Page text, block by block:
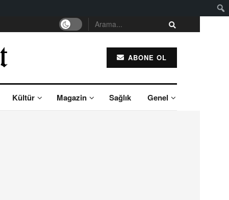
ABONE OL
Kültür Magazin Sağlık Genel